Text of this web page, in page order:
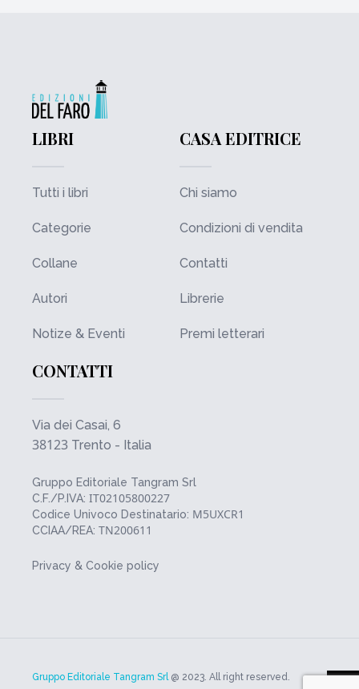
LIBRI
Tutti i libri
Categorie
Collane
Autori
Notize & Eventi
CASA EDITRICE
Chi siamo
Condizioni di vendita
Contatti
Librerie
Premi letterari
CONTATTI
Via dei Casai, 6
38123 Trento - Italia
Gruppo Editoriale Tangram Srl
C.F./P.IVA: IT02105800227
Codice Univoco Destinatario: M5UXCR1
CCIAA/REA: TN200611
Privacy & Cookie policy
Gruppo Editoriale Tangram Srl @ 2023. All right reserved.